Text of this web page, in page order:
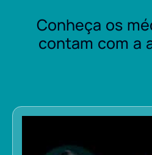
Conheça os
contam com a